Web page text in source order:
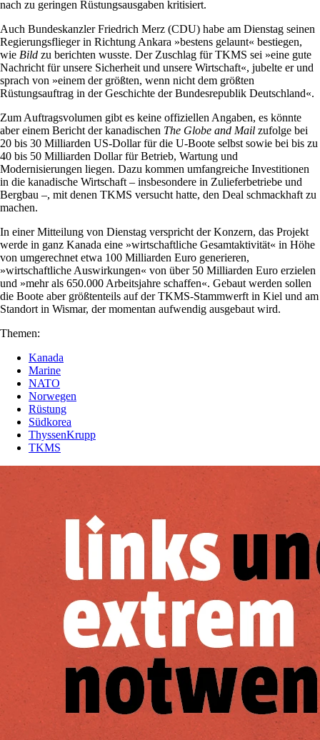
nach zu geringen Rüstungsausgaben kritisiert.
Auch Bundeskanzler Friedrich Merz (CDU) habe am Dienstag seinen
Regierungsflieger in Richtung Ankara »bestens gelaunt« bestiegen,
wie Bild zu berichten wusste. Der Zuschlag für TKMS sei »eine gute
Nachricht für unsere Sicherheit und unsere Wirtschaft«, jubelte er und
sprach von »einem der größten, wenn nicht dem größten
Rüstungsauftrag in der Geschichte der Bundesrepublik Deutschland«.
Zum Auftragsvolumen gibt es keine offiziellen Angaben, es könnte
aber einem Bericht der kanadischen The Globe and Mail zufolge bei
20 bis 30 Milliarden US-Dollar für die U-Boote selbst sowie bei bis zu
40 bis 50 Milliarden Dollar für Betrieb, Wartung und
Modernisierungen liegen. Dazu kommen umfangreiche Investitionen
in die kanadische Wirtschaft – insbesondere in Zulieferbetriebe und
Bergbau –, mit denen TKMS versucht hatte, den Deal schmackhaft zu
machen.
In einer Mitteilung von Dienstag verspricht der Konzern, das Projekt
werde in ganz Kanada eine »wirtschaftliche Gesamtaktivität« in Höhe
von umgerechnet etwa 100 Milliarden Euro generieren,
»wirtschaftliche Auswirkungen« von über 50 Milliarden Euro erzielen
und »mehr als 650.000 Arbeitsjahre schaffen«. Gebaut werden sollen
die Boote aber größtenteils auf der TKMS-Stammwerft in Kiel und am
Standort in Wismar, der momentan aufwendig ausgebaut wird.
Themen:
Kanada
Marine
NATO
Norwegen
Rüstung
Südkorea
ThyssenKrupp
TKMS